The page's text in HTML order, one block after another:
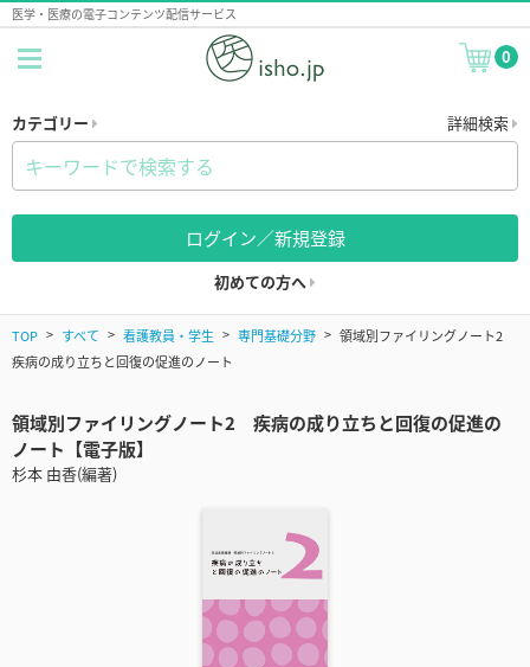
医学・医療の電子コンテンツ配信サービス
0
カテゴリー 詳細検索
ログイン／新規登録
初めての方へ
TOP すべて 看護教員・学生 専門基礎分野
領域別ファイリングノート2
疾病の成り立ちと回復の促進のノート
領域別ファイリングノート2 疾病の成り立ちと回復の促進の
ノート【電子版】
杉本 由香(編著)